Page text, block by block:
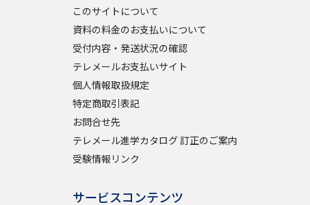
このサイトについて
資料の料金のお支払いについて
受付内容・発送状況の確認
テレメールお支払いサイト
個人情報取扱規定
特定商取引表記
お問合せ先
テレメール進学カタログ 訂正のご案内
受験情報リンク
サービスコンテンツ